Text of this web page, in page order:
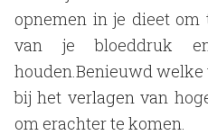
opnemen in je dieet
van je bloeddruk
houden.Benieuwd
bij het verlagen van
om erachter te komen.